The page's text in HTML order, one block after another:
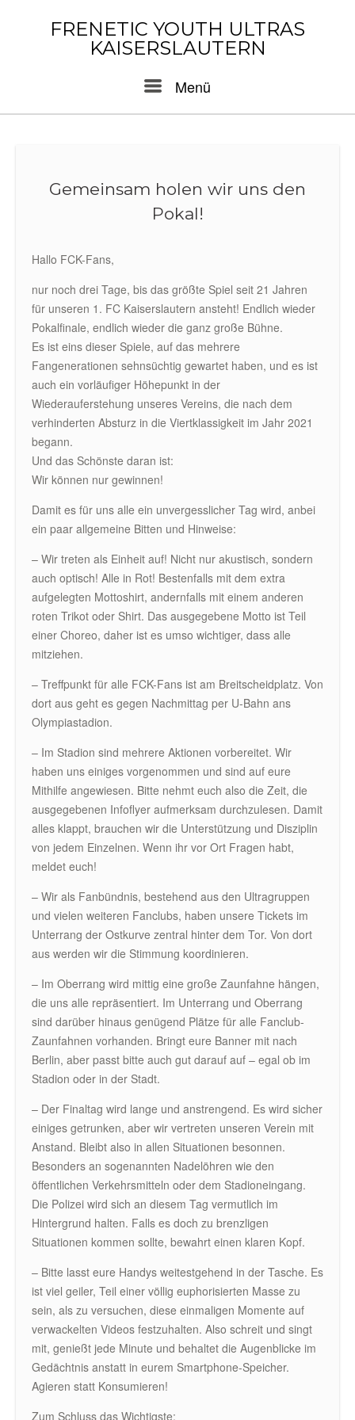
FRENETIC YOUTH ULTRAS
KAISERSLAUTERN
Menü
Gemeinsam holen wir uns den
Pokal!
Hallo FCK-Fans,
nur noch drei Tage, bis das größte Spiel seit 21 Jahren
für unseren 1. FC Kaiserslautern ansteht! Endlich wieder
Pokalfinale, endlich wieder die ganz große Bühne.
Es ist eins dieser Spiele, auf das mehrere
Fangenerationen sehnsüchtig gewartet haben, und es ist
auch ein vorläufiger Höhepunkt in der
Wiederauferstehung unseres Vereins, die nach dem
verhinderten Absturz in die Viertklassigkeit im Jahr 2021
begann.
Und das Schönste daran ist:
Wir können nur gewinnen!
Damit es für uns alle ein unvergesslicher Tag wird, anbei
ein paar allgemeine Bitten und Hinweise:
– Wir treten als Einheit auf! Nicht nur akustisch, sondern
auch optisch! Alle in Rot! Bestenfalls mit dem extra
aufgelegten Mottoshirt, andernfalls mit einem anderen
roten Trikot oder Shirt. Das ausgegebene Motto ist Teil
einer Choreo, daher ist es umso wichtiger, dass alle
mitziehen.
– Treffpunkt für alle FCK-Fans ist am Breitscheidplatz. Von
dort aus geht es gegen Nachmittag per U-Bahn ans
Olympiastadion.
– Im Stadion sind mehrere Aktionen vorbereitet. Wir
haben uns einiges vorgenommen und sind auf eure
Mithilfe angewiesen. Bitte nehmt euch also die Zeit, die
ausgegebenen Infoflyer aufmerksam durchzulesen. Damit
alles klappt, brauchen wir die Unterstützung und Disziplin
von jedem Einzelnen. Wenn ihr vor Ort Fragen habt,
meldet euch!
– Wir als Fanbündnis, bestehend aus den Ultragruppen
und vielen weiteren Fanclubs, haben unsere Tickets im
Unterrang der Ostkurve zentral hinter dem Tor. Von dort
aus werden wir die Stimmung koordinieren.
– Im Oberrang wird mittig eine große Zaunfahne hängen,
die uns alle repräsentiert. Im Unterrang und Oberrang
sind darüber hinaus genügend Plätze für alle Fanclub-
Zaunfahnen vorhanden. Bringt eure Banner mit nach
Berlin, aber passt bitte auch gut darauf auf – egal ob im
Stadion oder in der Stadt.
– Der Finaltag wird lange und anstrengend. Es wird sicher
einiges getrunken, aber wir vertreten unseren Verein mit
Anstand. Bleibt also in allen Situationen besonnen.
Besonders an sogenannten Nadelöhren wie den
öffentlichen Verkehrsmitteln oder dem Stadioneingang.
Die Polizei wird sich an diesem Tag vermutlich im
Hintergrund halten. Falls es doch zu brenzligen
Situationen kommen sollte, bewahrt einen klaren Kopf.
– Bitte lasst eure Handys weitestgehend in der Tasche. Es
ist viel geiler, Teil einer völlig euphorisierten Masse zu
sein, als zu versuchen, diese einmaligen Momente auf
verwackelten Videos festzuhalten. Also schreit und singt
mit, genießt jede Minute und behaltet die Augenblicke im
Gedächtnis anstatt in eurem Smartphone-Speicher.
Agieren statt Konsumieren!
Zum Schluss das Wichtigste: